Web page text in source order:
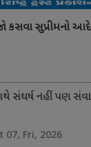
કસવા સુપ્રીમનો
સંઘર્ષ નહીં પણ
07, Fri, 2026